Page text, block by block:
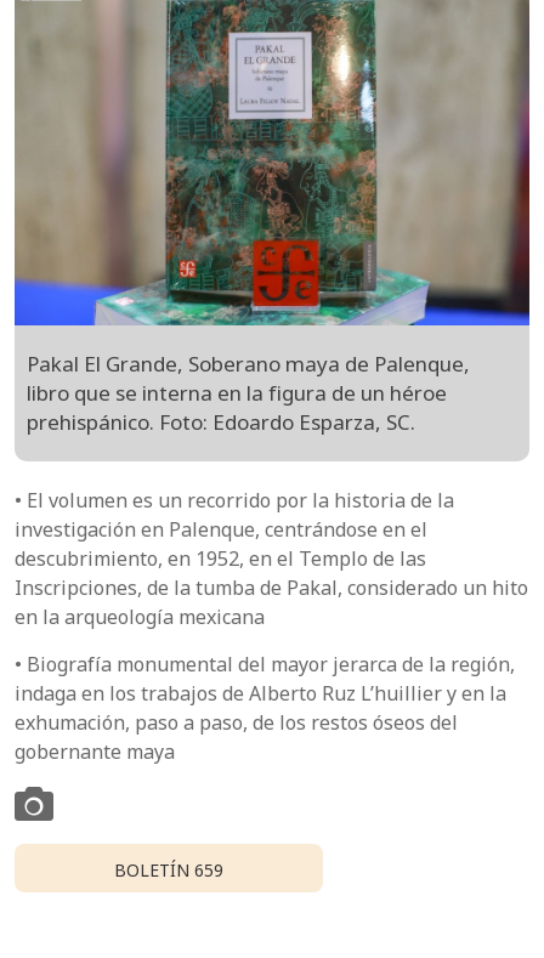
Pakal El Grande, Soberano maya de Palenque,
libro que se interna en la figura de un héroe
prehispánico. Foto: Edoardo Esparza, SC.
• El volumen es un recorrido por la historia de la
investigación en Palenque, centrándose en el
descubrimiento, en 1952, en el Templo de las
Inscripciones, de la tumba de Pakal, considerado un hito
en la arqueología mexicana
• Biografía monumental del mayor jerarca de la región,
indaga en los trabajos de Alberto Ruz L’huillier y en la
exhumación, paso a paso, de los restos óseos del
gobernante maya
BOLETÍN 659